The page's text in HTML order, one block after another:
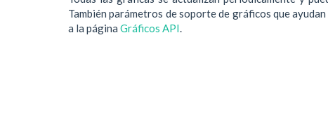
También parámetros de soporte de gráficos que
a la página Gráficos API